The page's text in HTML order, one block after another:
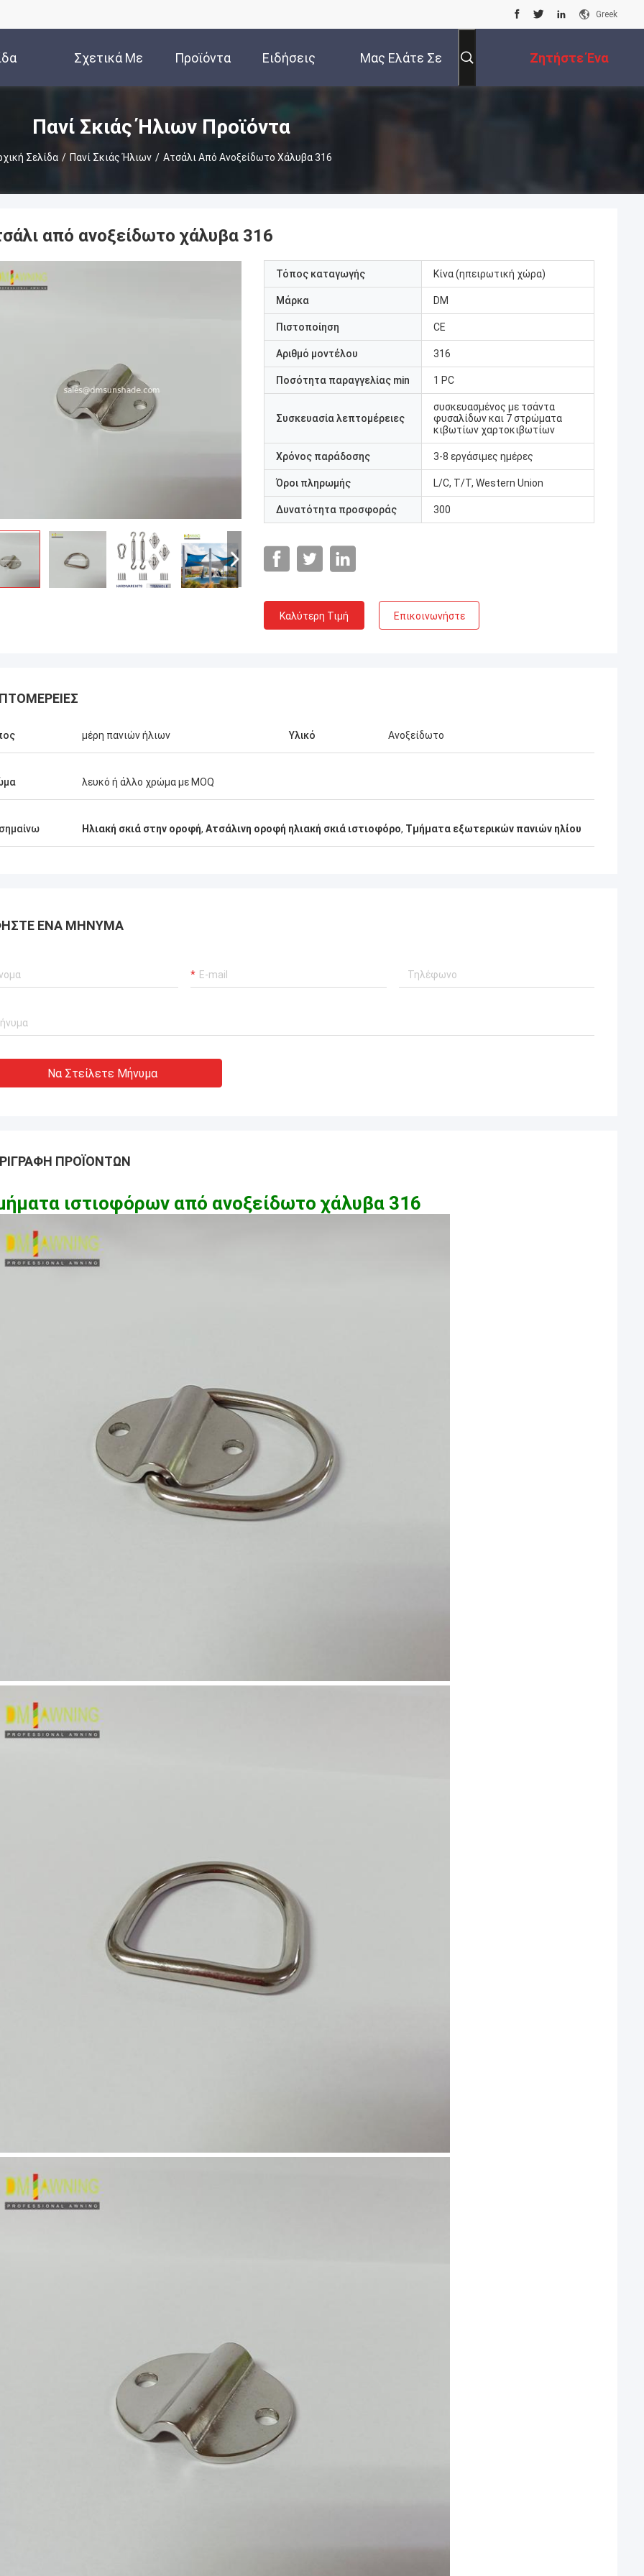
Greek
Σχετικά Με
Εμάς
Προϊόντα Ειδήσεις Μας Ελάτε Σε Ζητήστε Ένα
Απόσπασμα
Πανί Σκιάς Ήλιων Προϊόντα
Σελίδα / Πανί Σκιάς Ήλιων / Ατσάλι Από Ανοξείδωτο Χάλυβα 316
από ανοξείδωτο χάλυβα 316
Τόπος καταγωγής Κίνα (ηπειρωτική χώρα)
Μάρκα DM
Πιστοποίηση CE
Αριθμό μοντέλου 316
Ποσότητα παραγγελίας min 1 PC
Συσκευασία λεπτομέρειες
συσκευασμένος με τσάντα
φυσαλίδων και 7 στρώματα
κιβωτίων χαρτοκιβωτίων
Χρόνος παράδοσης 3-8 εργάσιμες ημέρες
Όροι πληρωμής L/C, T/T, Western Union
Δυνατότητα προσφοράς 300
Καλύτερη Τιμή Επικοινωνήστε
μέρη πανιών ήλιων Υλικό Ανοξείδωτο
λευκό ή άλλο χρώμα με MOQ
Ηλιακή σκιά στην οροφή, Ατσάλινη οροφή ηλιακή σκιά ιστιοφόρο, Τμήματα εξωτερικών πανιών ηλίου
ΈΝΑ ΜΉΝΥΜΑ
Να Στείλετε Μήνυμα
ΠΡΟΪΌΝΤΩΝ
ιστιοφόρων από ανοξείδωτο χάλυβα 316